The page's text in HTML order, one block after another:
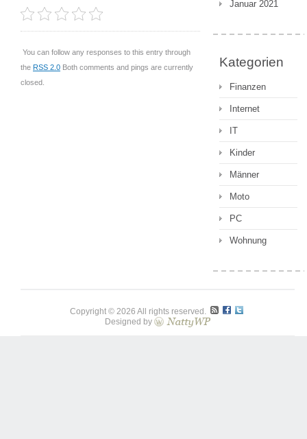
You can follow any responses to this entry through
the RSS 2.0 Both comments and pings are currently
closed.
Januar 2021
Kategorien
Finanzen
Internet
IT
Kinder
Männer
Moto
PC
Wohnung
Copyright © 2026 All rights reserved.
Designed by